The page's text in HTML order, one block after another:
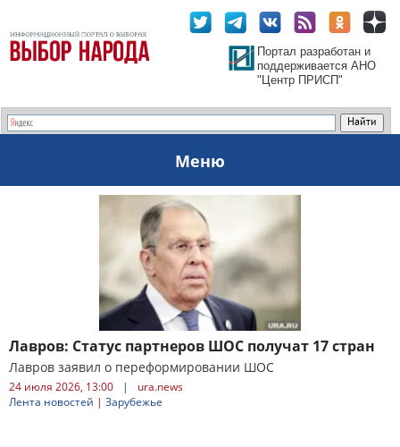
Портал разработан и
поддерживается АНО
"Центр ПРИСП"
Меню
Лавров: Статус партнеров ШОС получат 17 стран
Лавров заявил о переформировании ШОС
24 июля 2026, 13:00 |
ura.news
Лента новостей | Зарубежье